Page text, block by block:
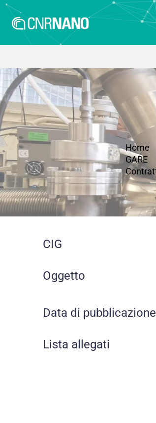
Home
GARE
CIG
Oggetto
Data di pubblicazione
Lista allegati